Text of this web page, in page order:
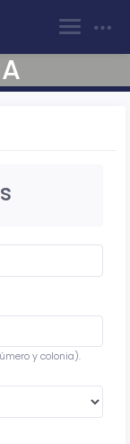
y colonia).